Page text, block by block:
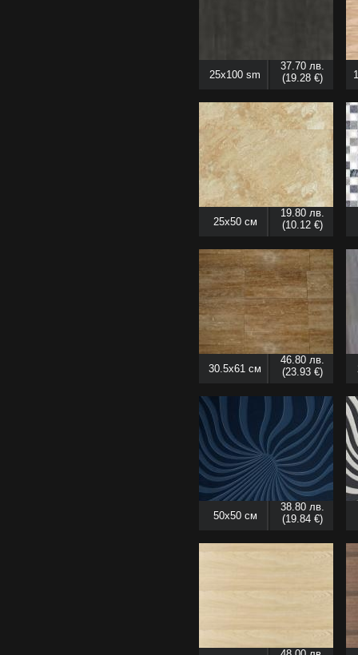
25x100 sm
37.70 лв.
(19.28 €)
25x50 см
19.80 лв.
(10.12 €)
30.5x61 см
46.80 лв.
(23.93 €)
50x50 см
38.80 лв.
(19.84 €)